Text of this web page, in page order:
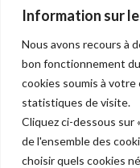
Information sur
Nous avons recours à
bon fonctionnement
cookies soumis à
statistiques de visite.
Cliquez ci-dessous sur
de l'ensemble des
choisir quels cookies
Infos utiles
Liens utiles
Mentions légales
Déontologie
Barreau de l’Aube